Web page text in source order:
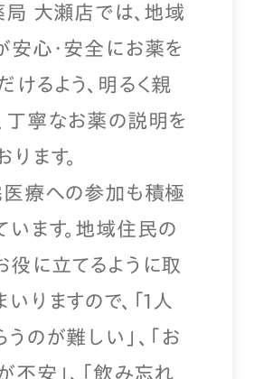
局 大瀬店では、地域
安心・安全にお薬を
けるよう、明るく親
丁寧なお薬の説明を
ます。
医療への参加も積極
います。地域住民の
役に立てるように取
りますので、「1人
のが難しい」、「お
不安」、「飲み忘れ